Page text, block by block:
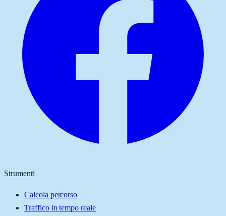
Strumenti
Calcola percorso
Traffico in tempo reale